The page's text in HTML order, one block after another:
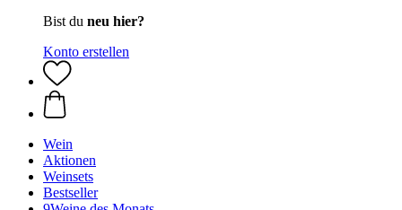
Bist du neu hier?
Konto erstellen
Wein
Aktionen
Weinsets
Bestseller